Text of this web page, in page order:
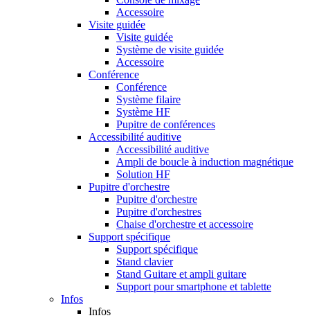
Accessoire
Visite guidée
Visite guidée
Système de visite guidée
Accessoire
Conférence
Conférence
Système filaire
Système HF
Pupitre de conférences
Accessibilité auditive
Accessibilité auditive
Ampli de boucle à induction magnétique
Solution HF
Pupitre d'orchestre
Pupitre d'orchestre
Pupitre d'orchestres
Chaise d'orchestre et accessoire
Support spécifique
Support spécifique
Stand clavier
Stand Guitare et ampli guitare
Support pour smartphone et tablette
Infos
Infos